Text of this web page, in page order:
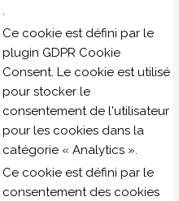
.
Ce cookie est défini par le
plugin GDPR Cookie
Consent. Le cookie est utilisé
pour stocker le
consentement de l'utilisateur
pour les cookies dans la
catégorie « Analytics ».
Ce cookie est défini par le
consentement des cookies